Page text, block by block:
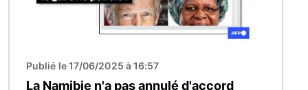
Publié le 17/06/2025 à 16:57
La Namibie n'a pas annulé d'accord